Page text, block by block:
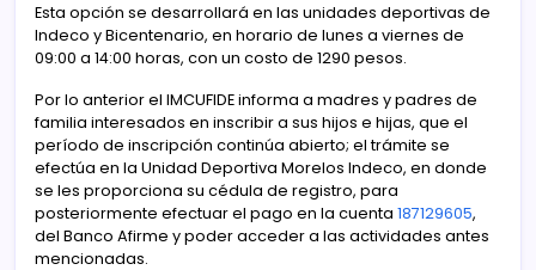
Esta opción se desarrollará en las unidades deportivas de
Indeco y Bicentenario, en horario de lunes a viernes de
09:00 a 14:00 horas, con un costo de 1290 pesos.
Por lo anterior el IMCUFIDE informa a madres y padres de
familia interesados en inscribir a sus hijos e hijas, que el
período de inscripción continúa abierto; el trámite se
efectúa en la Unidad Deportiva Morelos Indeco, en donde
se les proporciona su cédula de registro, para
posteriormente efectuar el pago en la cuenta 187129605,
del Banco Afirme y poder acceder a las actividades antes
mencionadas.